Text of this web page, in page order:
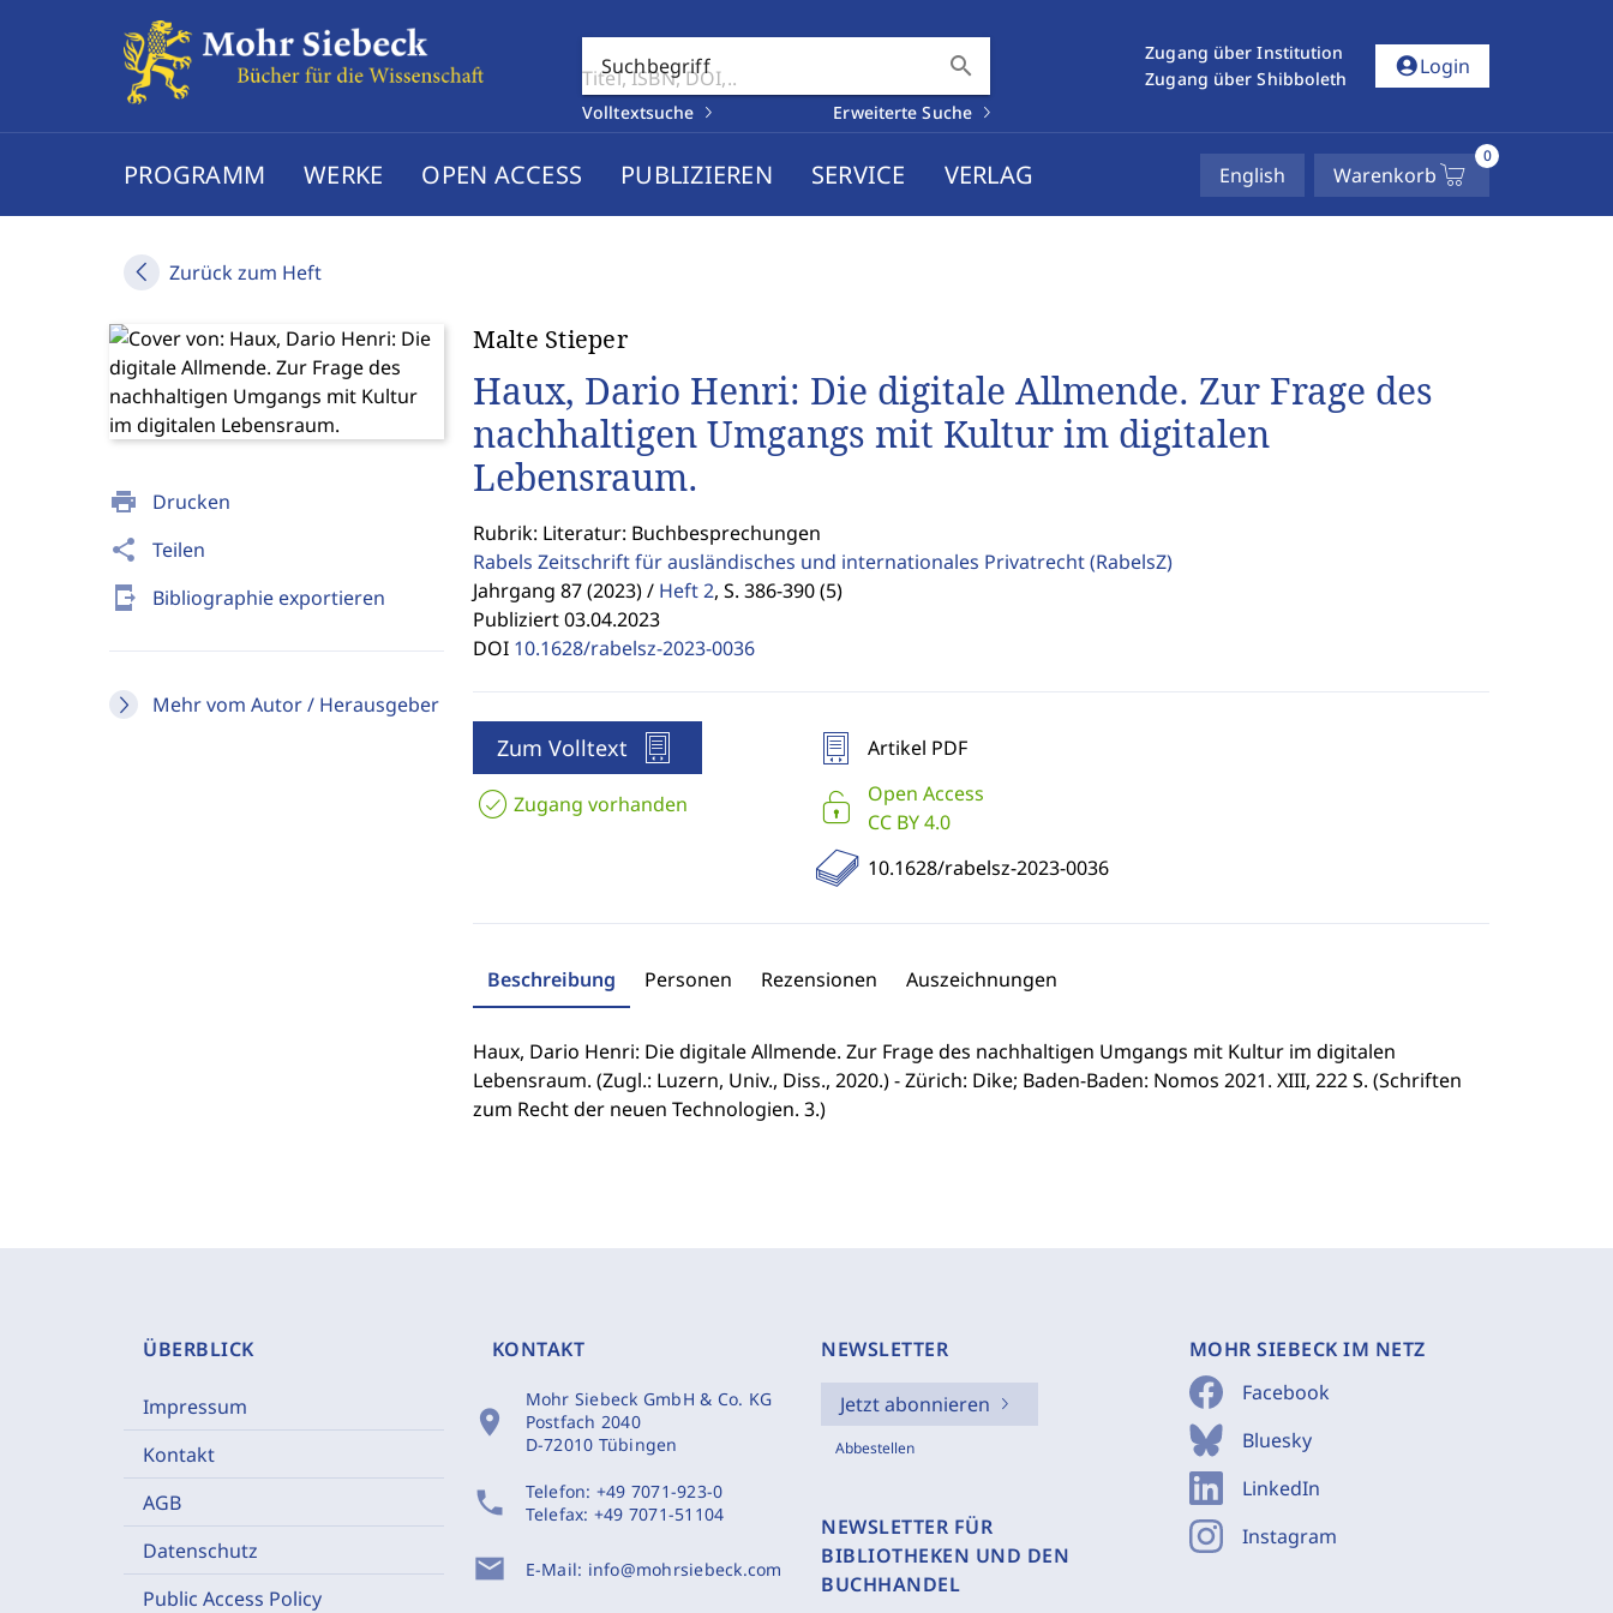
Suchbegriff search
Volltextsuche Erweiterte Suche
Zugang über Institution
Zugang über Shibboleth
account_circleLogin
PROGRAMM WERKE OPEN ACCESS PUBLIZIEREN SERVICE VERLAG English Warenkorb
0
Zurück zum Heft
print Drucken
share Teilen
send_to_mobile Bibliographie exportieren
Mehr vom Autor / Herausgeber
Malte Stieper
Haux, Dario Henri: Die digitale Allmende. Zur Frage des
nachhaltigen Umgangs mit Kultur im digitalen
Lebensraum.
Rubrik: Literatur: Buchbesprechungen
Rabels Zeitschrift für ausländisches und internationales Privatrecht(RabelsZ)
Jahrgang 87 (2023) / Heft 2, S. 386-390 (5)
Publiziert 03.04.2023
DOI 10.1628/rabelsz-2023-0036
Zum Volltext
Zugang vorhanden
Artikel PDF
Open Access
CC BY 4.0
10.1628/rabelsz-2023-0036
Beschreibung Personen Rezensionen Auszeichnungen
Haux, Dario Henri: Die digitale Allmende. Zur Frage des nachhaltigen Umgangs mit Kultur im digitalen
Lebensraum. (Zugl.: Luzern, Univ., Diss., 2020.) - Zürich: Dike; Baden-Baden: Nomos 2021. XIII, 222 S. (Schriften
zum Recht der neuen Technologien. 3.)
ÜBERBLICK
Impressum
Kontakt
AGB
Datenschutz
Public Access Policy
KONTAKT
location_on
Mohr Siebeck GmbH & Co. KG
Postfach 2040
D-72010 Tübingen
phone Telefon: +49 7071-923-0
Telefax: +49 7071-51104
mail E-Mail: info@mohrsiebeck.com
NEWSLETTER
Jetzt abonnieren
Abbestellen
NEWSLETTER FÜR
BIBLIOTHEKEN UND DEN
BUCHHANDEL
MOHR SIEBECK IM NETZ
Facebook
Bluesky
LinkedIn
Instagram